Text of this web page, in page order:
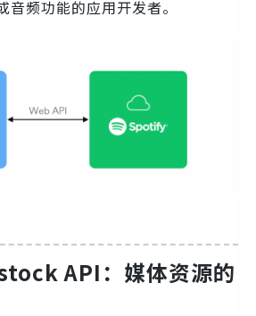
频功能的应用开发者。
API：媒体资源的